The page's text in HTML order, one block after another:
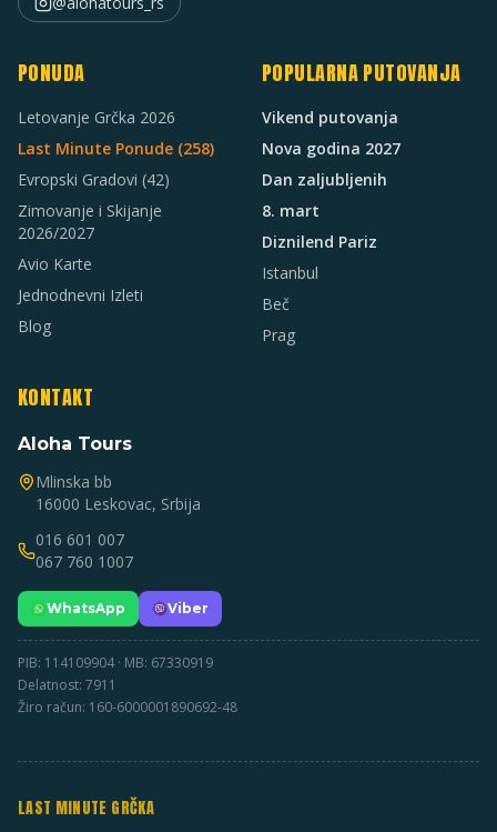
PONUDA
Letovanje Grčka 2026
Last Minute Ponude (258)
Evropski Gradovi (42)
Zimovanje i Skijanje
2026/2027
Avio Karte
Jednodnevni Izleti
Blog
POPULARNA PUTOVANJA
Vikend putovanja
Nova godina 2027
Dan zaljubljenih
8. mart
Diznilend Pariz
Istanbul
Beč
Prag
KONTAKT
Aloha Tours
Mlinska bb
16000 Leskovac, Srbija
016 601 007
067 760 1007
WhatsApp Viber
PIB: 114109904 · MB: 67330919
Delatnost: 7911
Žiro račun: 160-6000001890692-48
LAST MINUTE GRČKA